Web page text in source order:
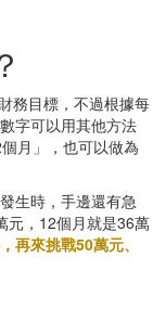
務目標，不過根據每
字可以用其他方法
月」，也可以做為
生時，手邊還有急
元，12個月就是36萬
再來挑戰50萬元、